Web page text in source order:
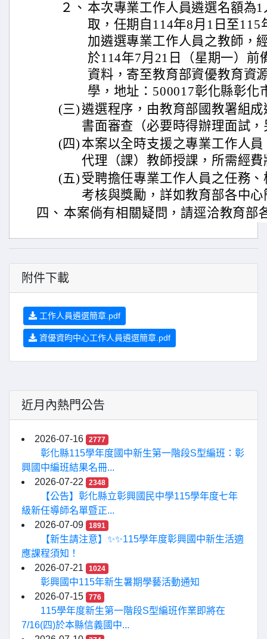
２、 本次專業工作人員遴選名額為
取，任期自114年8月1日至115
加遴選專業工作人員之教師，
於114年7月21日（星期一）前
資料，寄至教育部資優教育資
學，地址：500017彰化縣彰化
(三) 遴選程序，由教育部國教署組
書面審查（必要時得辦理面試
(四) 本案以全時支援之專業工作人
代理（課）教師授課，所需經
(五) 受聘擔任專業工作人員之任務
考核與獎勵，詳如教育部各中心
四、 本案倘有相關疑問，請逕洽教育部
附件下載
工作人員遴選簡章.pdf
資優資昀中心工作人員遴選簡章.pdf
近月內熱門公告
2026-07-16 2777
彰化縣115學年度國中新生第一階段S型編班：彰
興國中編班結果名冊...
2026-07-22
2348
【公告】彰化縣立彰興國民中學115學年度七年
級新任導師名單暨正...
2026-07-09
1891
【新生請注意】✨✨115學年度彰興國中新生活適
應課程須知！
2026-07-21
1024
彰興國中115年新生暑期學藝活動通知
2026-07-15
776
115學年度新生第一階段S型編班作業即將在
7/16(四)於本縣信義國中...